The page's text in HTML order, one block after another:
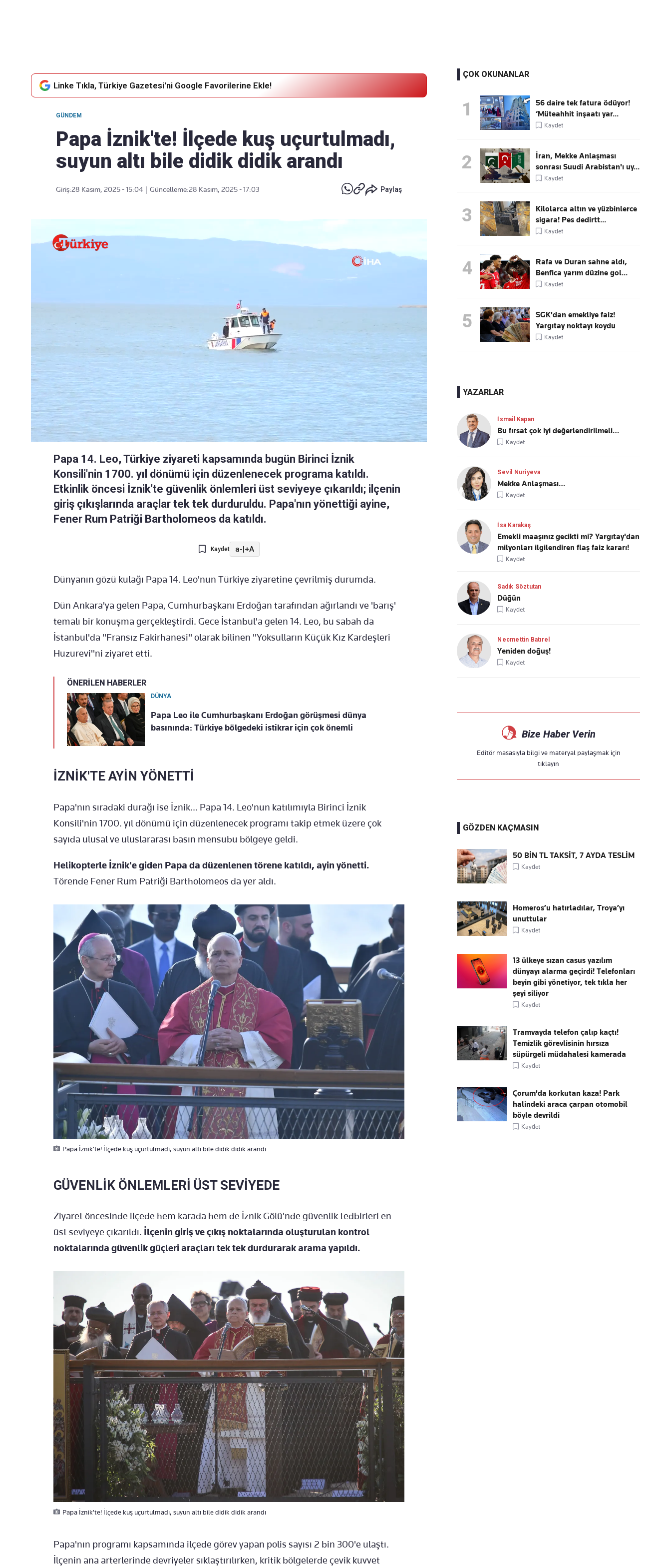
Linke Tıkla, Türkiye Gazetesi'ni Google Favorilerine Ekle!
GÜNDEM
Papa İznik'te! İlçede kuş uçurtulmadı,
suyun altı bile didik didik arandı
Giriş:28 Kasım, 2025 - 15:04 Güncelleme:28 Kasım, 2025 - 17:03 Paylaş
Papa 14. Leo, Türkiye ziyareti kapsamında bugün Birinci İznik
Konsili'nin 1700. yıl dönümü için düzenlenecek programa katıldı.
Etkinlik öncesi İznik'te güvenlik önlemleri üst seviyeye çıkarıldı; ilçenin
giriş çıkışlarında araçlar tek tek durduruldu. Papa'nın yönettiği ayine,
Fener Rum Patriği Bartholomeos da katıldı.
Kaydet a-|+A
Dünyanın gözü kulağı Papa 14. Leo'nun Türkiye ziyaretine çevrilmiş durumda.
Dün Ankara'ya gelen Papa, Cumhurbaşkanı Erdoğan tarafından ağırlandı ve 'barış'
temalı bir konuşma gerçekleştirdi. Gece İstanbul'a gelen 14. Leo, bu sabah da
İstanbul'da "Fransız Fakirhanesi" olarak bilinen "Yoksulların Küçük Kız Kardeşleri
Huzurevi"ni ziyaret etti.
ÖNERİLEN HABERLER
DÜNYA
Papa Leo ile Cumhurbaşkanı Erdoğan görüşmesi dünya
basınında: Türkiye bölgedeki istikrar için çok önemli
İZNİK'TE AYİN YÖNETTİ
Papa'nın sıradaki durağı ise İznik... Papa 14. Leo'nun katılımıyla Birinci İznik
Konsili'nin 1700. yıl dönümü için düzenlenecek programı takip etmek üzere çok
sayıda ulusal ve uluslararası basın mensubu bölgeye geldi.
Helikopterle İznik'e giden Papa da düzenlenen törene katıldı, ayin yönetti.
Törende Fener Rum Patriği Bartholomeos da yer aldı.
Papa İznik'te! İlçede kuş uçurtulmadı, suyun altı bile didik didik arandı
GÜVENLİK ÖNLEMLERİ ÜST SEVİYEDE
Ziyaret öncesinde ilçede hem karada hem de İznik Gölü'nde güvenlik tedbirleri en
üst seviyeye çıkarıldı. İlçenin giriş ve çıkış noktalarında oluşturulan kontrol
noktalarında güvenlik güçleri araçları tek tek durdurarak arama yapıldı.
Papa İznik'te! İlçede kuş uçurtulmadı, suyun altı bile didik didik arandı
Papa'nın programı kapsamında ilçede görev yapan polis sayısı 2 bin 300'e ulaştı.
İlçenin ana arterlerinde devriyeler sıklaştırılırken, kritik bölgelerde çevik kuvvet
ÇOK OKUNANLAR
1
56 daire tek fatura ödüyor!
‘Müteahhit inşaatı yar...
Kaydet
2
İran, Mekke Anlaşması
sonrası Suudi Arabistan'ı uy...
Kaydet
3
Kilolarca altın ve yüzbinlerce
sigara! Pes dedirtt...
Kaydet
4
Rafa ve Duran sahne aldı,
Benfica yarım düzine gol...
Kaydet
5
SGK'dan emekliye faiz!
Yargıtay noktayı koydu
Kaydet
YAZARLAR
İsmail Kapan
Bu fırsat çok iyi değerlendirilmeli…
Kaydet
Sevil Nuriyeva
Mekke Anlaşması…
Kaydet
İsa Karakaş
Emekli maaşınız gecikti mi? Yargıtay'dan
milyonları ilgilendiren flaş faiz kararı!
Kaydet
Sadık Söztutan
Düğün
Kaydet
Necmettin Batırel
Yeniden doğuş!
Kaydet
Bize Haber Verin
Editör masasıyla bilgi ve materyal paylaşmak için
tıklayın
GÖZDEN KAÇMASIN
50 BİN TL TAKSİT, 7 AYDA TESLİM
Kaydet
Homeros’u hatırladılar, Troya’yı
unuttular
Kaydet
13 ülkeye sızan casus yazılım
dünyayı alarma geçirdi! Telefonları
beyin gibi yönetiyor, tek tıkla her
şeyi siliyor
Kaydet
Tramvayda telefon çalıp kaçtı!
Temizlik görevlisinin hırsıza
süpürgeli müdahalesi kamerada
Kaydet
Çorum'da korkutan kaza! Park
halindeki araca çarpan otomobil
böyle devrildi
Kaydet